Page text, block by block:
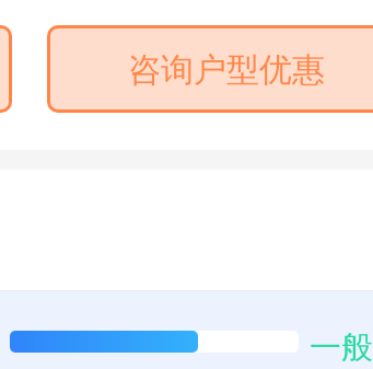
咨询户型优惠
一般